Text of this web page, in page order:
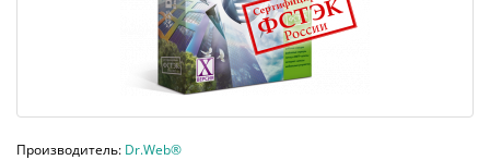
Производитель: Dr.Web®